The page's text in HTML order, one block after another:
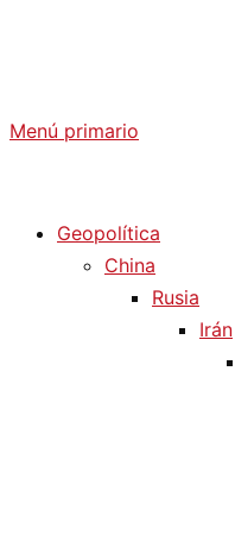
Menú primario
Geopolítica
China
Rusia
Irán